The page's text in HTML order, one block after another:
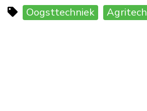
Oogsttechniek